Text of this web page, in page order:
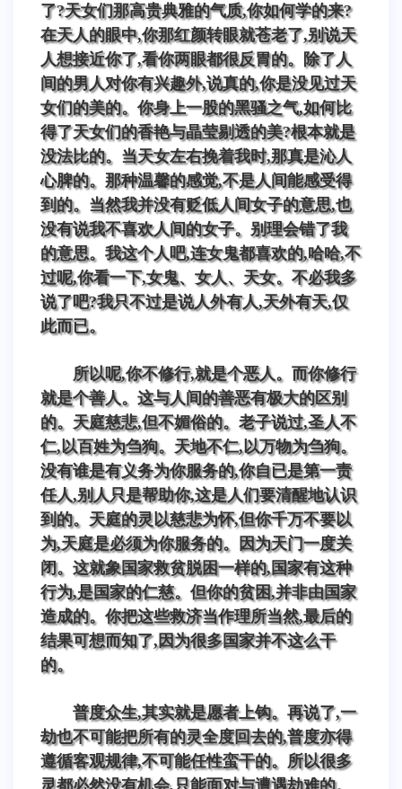
了?天女们那高贵典雅的气质,你如何学的来?
在天人的眼中,你那红颜转眼就苍老了,别说天
人想接近你了,看你两眼都很反胃的。除了人
间的男人对你有兴趣外,说真的,你是没见过天
女们的美的。你身上一股的黑骚之气,如何比
得了天女们的香艳与晶莹剔透的美?根本就是
没法比的。当天女左右挽着我时,那真是沁人
心脾的。那种温馨的感觉,不是人间能感受得
到的。当然我并没有贬低人间女子的意思,也
没有说我不喜欢人间的女子。别理会错了我
的意思。我这个人吧,连女鬼都喜欢的,哈哈,不
过呢,你看一下,女鬼、女人、天女。不必我多
说了吧?我只不过是说人外有人,天外有天,仅
此而已。
所以呢,你不修行,就是个恶人。而你修行
就是个善人。这与人间的善恶有极大的区别
的。天庭慈悲,但不媚俗的。老子说过,圣人不
仁,以百姓为刍狗。天地不仁,以万物为刍狗。
没有谁是有义务为你服务的,你自已是第一责
任人,别人只是帮助你,这是人们要清醒地认识
到的。天庭的灵以慈悲为怀,但你千万不要以
为,天庭是必须为你服务的。因为天门一度关
闭。这就象国家救贫脱困一样的,国家有这种
行为,是国家的仁慈。但你的贫困,并非由国家
造成的。你把这些救济当作理所当然,最后的
结果可想而知了,因为很多国家并不这么干
的。
普度众生,其实就是愿者上钩。再说了,一
劫也不可能把所有的灵全度回去的,普度亦得
遵循客观规律,不可能任性蛮干的。所以很多
灵都必然没有机会,只能面对与遭遇劫难的。